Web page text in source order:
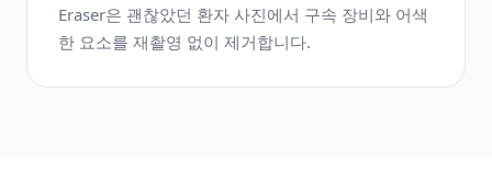
Eraser은 괜찮았던 환자 사진에서 구속 장비와 어색
한 요소를 재촬영 없이 제거합니다.